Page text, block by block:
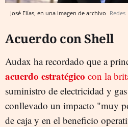
José Elías, en una imagen de archivo Redes
Acuerdo con Shell
Audax ha recordado que a
acuerdo estratégico con la
suministro de electricidad y
conllevado un impacto "muy
de caja y en el beneficio